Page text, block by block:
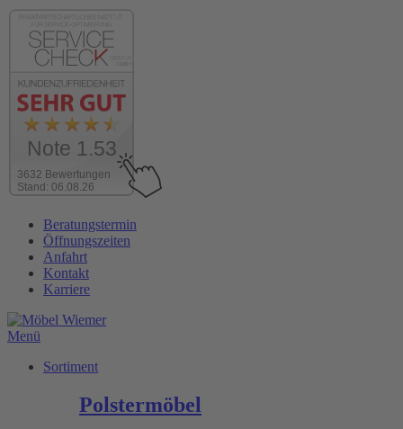
3632 Bewertungen
Stand: 06.08.26
Note 1.53
Inhalt
wechseln
Beratungstermin
Öffnungszeiten
Anfahrt
Kontakt
Karriere
Menü
Sortiment
Polstermöbel